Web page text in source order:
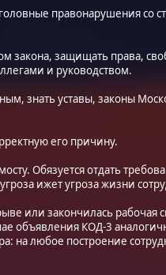
правонарушения со
закона, защищать права,
и руководством.
знать уставы, законы
его причину.
Обязуется отдать
ижет угроза жизни
или закончилась рабочая
объявления КОД-3
на любое построение